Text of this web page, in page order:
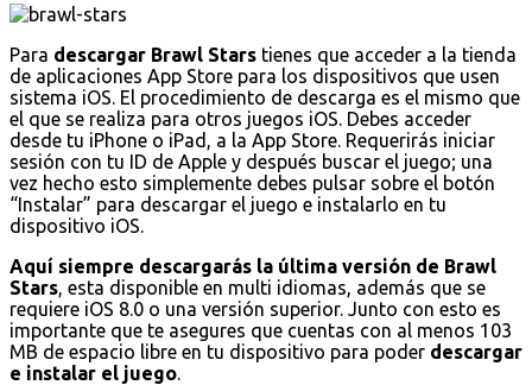
Para descargar Brawl Stars tienes que acceder a la tienda
de aplicaciones App Store para los dispositivos que usen
sistema iOS. El procedimiento de descarga es el mismo que
el que se realiza para otros juegos iOS. Debes acceder
desde tu iPhone o iPad, a la App Store. Requerirás iniciar
sesión con tu ID de Apple y después buscar el juego; una
vez hecho esto simplemente debes pulsar sobre el botón
“Instalar” para descargar el juego e instalarlo en tu
dispositivo iOS.
Aquí siempre descargarás la última versión de Brawl
Stars, esta disponible en multi idiomas, además que se
requiere iOS 8.0 o una versión superior. Junto con esto es
importante que te asegures que cuentas con al menos 103
MB de espacio libre en tu dispositivo para poder descargar
e instalar el juego.